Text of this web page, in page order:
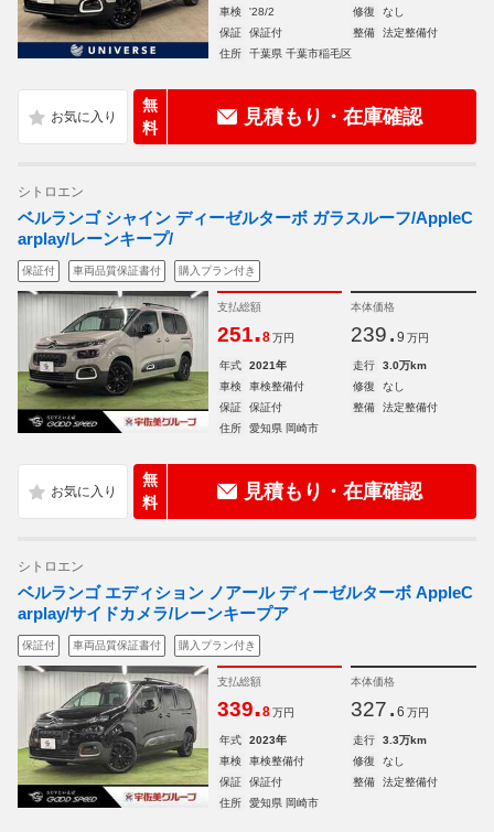
車検
'28/2 修復
なし
保証
保証付 整備
法定整備付
住所
千葉県 千葉市稲毛区
無
料
見積もり・在庫確認
シトロエン
ベルランゴ シャイン ディーゼルターボ ガラスルーフ/AppleC
arplay/レーンキープ/
保証付 車両品質保証書付 購入プラン付き
支払総額
251.8 万円
本体価格
239. 9 万円
年式 2021年 走行
3.0万km
車検
車検整備付 修復
なし
保証
保証付 整備
法定整備付
住所
愛知県 岡崎市
無
料
見積もり・在庫確認
シトロエン
ベルランゴ エディション ノアール ディーゼルターボ AppleC
arplay/サイドカメラ/レーンキープア
保証付 車両品質保証書付 購入プラン付き
支払総額
339.8 万円
本体価格
327. 6 万円
年式 2023年 走行
3.3万km
車検
車検整備付 修復
なし
保証
保証付 整備
法定整備付
住所
愛知県 岡崎市